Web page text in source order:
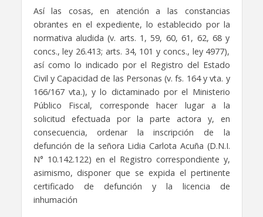
Así las cosas, en atención a las constancias
obrantes en el expediente, lo establecido por la
normativa aludida (v. arts. 1, 59, 60, 61, 62, 68 y
concs., ley 26.413; arts. 34, 101 y concs., ley 4977),
así como lo indicado por el Registro del Estado
Civil y Capacidad de las Personas (v. fs. 164 y vta. y
166/167 vta.), y lo dictaminado por el Ministerio
Público Fiscal, corresponde hacer lugar a la
solicitud efectuada por la parte actora y, en
consecuencia, ordenar la inscripción de la
defunción de la señora Lidia Carlota Acuña (D.N.I.
N° 10.142.122) en el Registro correspondiente y,
asimismo, disponer que se expida el pertinente
certificado de defunción y la licencia de
inhumación